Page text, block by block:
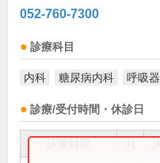
052-760-7300
診療科目
内科 糖尿病内科 呼吸
診療/受付時間・休診日